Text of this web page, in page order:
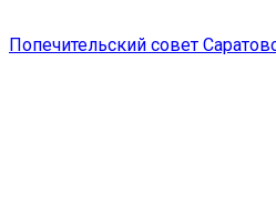
Попечительский совет